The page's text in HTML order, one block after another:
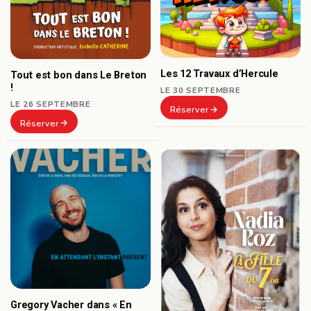
Tout est bon dans Le Breton
!
LE 26 SEPTEMBRE
Réserver
Les 12 Travaux d’Hercule
LE 30 SEPTEMBRE
Réserver
Gregory Vacher dans « En